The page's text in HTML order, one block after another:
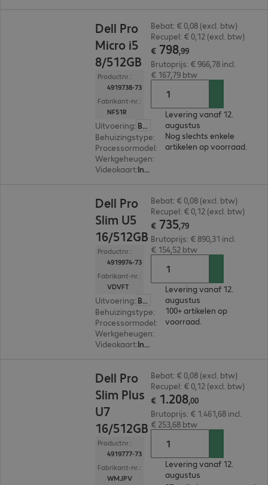
Dell Pro
Micro i5
8/512GB
Productnr.:
4919738-73
Fabrikant-nr.:
NF51R
Uitvoering:
België (Nederlands)
Behuizingstype: Micro housing
Processormodel: Intel Core i5-14500T, 1,7 GHz
Werkgeheugen:
Videokaart: Intel UHD Graphics 770
Bebat: € 0,08 (excl. btw)
Recupel: € 0,12 (excl. btw)
€ 798,99
Brutoprijs: € 966,78 incl.
€ 167,79 btw
Levering vanaf 12.
augustus
Nog slechts enkele
artikelen op voorraad.
Dell Pro
Slim U5
16/512GB
Productnr.:
4919974-73
Fabrikant-nr.:
VDVFT
Uitvoering:
België (Nederlands)
Behuizingstype: Small form factor
Processormodel: Intel Core Ultra 5 235, 3,4 GHz
Werkgeheugen:
Videokaart: Intel Graphics
Bebat: € 0,08 (excl. btw)
Recupel: € 0,12 (excl. btw)
€ 735,79
Brutoprijs: € 890,31 incl.
€ 154,52 btw
Levering vanaf 12.
augustus
100+ artikelen op
voorraad.
Dell Pro
Slim Plus
U7
16/512GB
Productnr.:
4919777-73
Fabrikant-nr.:
WMJPV
Bebat: € 0,08 (excl. btw)
Recupel: € 0,12 (excl. btw)
€ 1.208,00
Brutoprijs: € 1.461,68 incl.
€ 253,68 btw
Levering vanaf 12.
augustus